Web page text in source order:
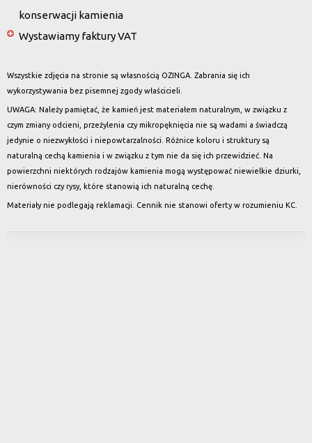
konserwacji kamienia
Wystawiamy faktury VAT
Wszystkie zdjęcia na stronie są własnością OZINGA. Zabrania się ich
wykorzystywania bez pisemnej zgody właścicieli.
UWAGA: Należy pamiętać, że kamień jest materiałem naturalnym, w związku z
czym zmiany odcieni, przeżylenia czy mikropęknięcia nie są wadami a świadczą
jedynie o niezwykłości i niepowtarzalności. Różnice koloru i struktury są
naturalną cechą kamienia i w związku z tym nie da się ich przewidzieć. Na
powierzchni niektórych rodzajów kamienia mogą występować niewielkie dziurki,
nierówności czy rysy, które stanowią ich naturalną cechę.
Materiały nie podlegają reklamacji. Cennik nie stanowi oferty w rozumieniu KC.